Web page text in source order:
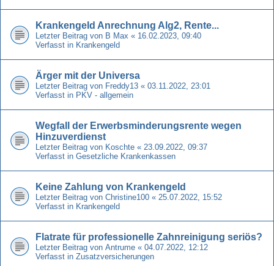
Krankengeld Anrechnung Alg2, Rente...
Letzter Beitrag von B Max « 16.02.2023, 09:40
Verfasst in Krankengeld
Ärger mit der Universa
Letzter Beitrag von Freddy13 « 03.11.2022, 23:01
Verfasst in PKV - allgemein
Wegfall der Erwerbsminderungsrente wegen
Hinzuverdienst
Letzter Beitrag von Koschte « 23.09.2022, 09:37
Verfasst in Gesetzliche Krankenkassen
Keine Zahlung von Krankengeld
Letzter Beitrag von Christine100 « 25.07.2022, 15:52
Verfasst in Krankengeld
Flatrate für professionelle Zahnreinigung seriös?
Letzter Beitrag von Antrume « 04.07.2022, 12:12
Verfasst in Zusatzversicherungen